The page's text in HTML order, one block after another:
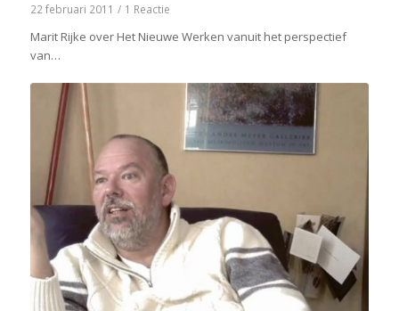
22 februari 2011 / 1 Reactie
Marit Rijke over Het Nieuwe Werken vanuit het perspectief
van…